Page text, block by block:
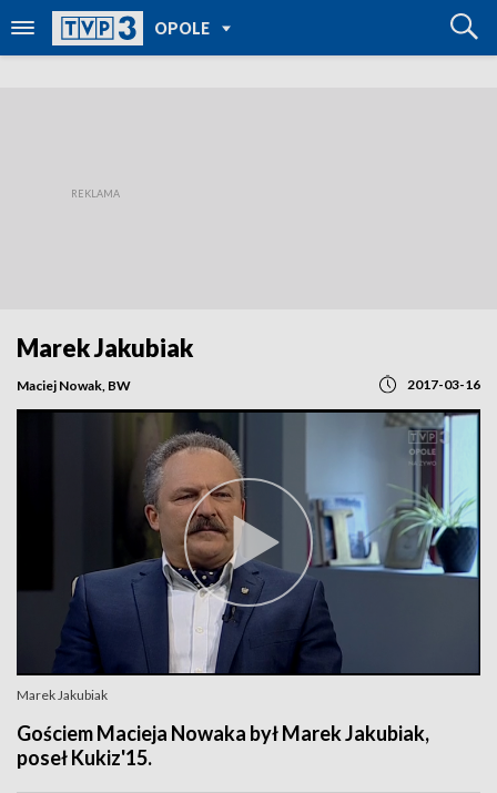
OPOLE
TVP REGIONY
Marek Jakubiak
Maciej Nowak, BW 2017-03-16
Marek Jakubiak
Gościem Macieja Nowaka był Marek Jakubiak,
poseł Kukiz'15.